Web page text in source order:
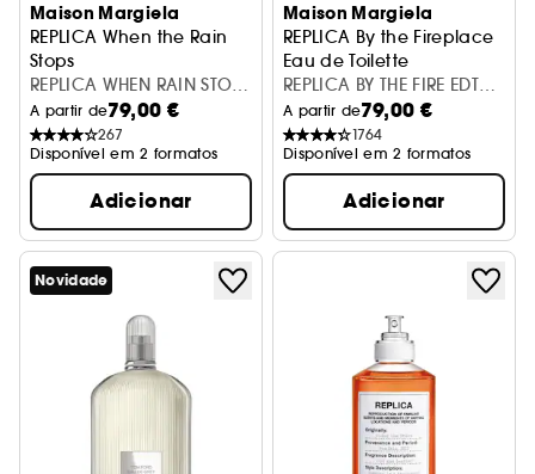
Maison Margiela
REPLICA When the Rain
Stops
Eau De Toilette
REPLICA WHEN RAIN STOPS
EDT V30ML
A partir de79,00 €
267
Disponível em 2 formatos
Adicionar
Maison Margiela
REPLICA By the Fireplace
Eau de Toilette
REPLICA BY THE FIRE EDT
30ML /MAD
A partir de79,00 €
1764
Disponível em 2 formatos
Adicionar
Novidade